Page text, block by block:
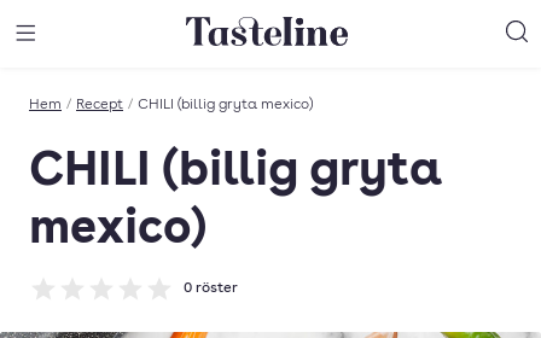
Till Tastelines startsida
Hem / Recept / CHILI (billig gryta mexico)
CHILI (billig gryta
mexico)
Betyg: 0 av 5
0 röster